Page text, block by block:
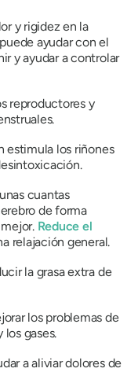
y rigidez en la
ayudar con el
y ayudar a controlar
reproductores y
estimula los riñones
cuantas
de forma
Reduce el
relajación general.
la grasa extra de
los problemas de
gases.
a aliviar dolores de